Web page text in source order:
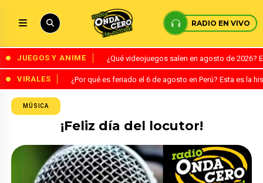
RADIO EN VIVO
JUEGOS Y ANIME ¿Qué videojuegos salen en agosto de
VIRALES ¿Por qué es feriado el 6 de agosto en Perú? Esta es la
MÚSICA
¡Feliz día del locutor!